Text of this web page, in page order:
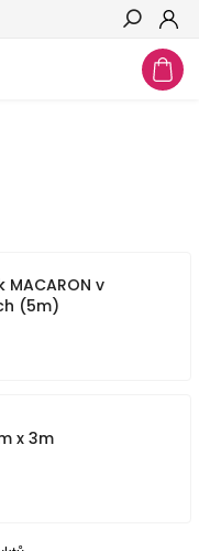
Hledat
MACARON v
(5m)
x 3m